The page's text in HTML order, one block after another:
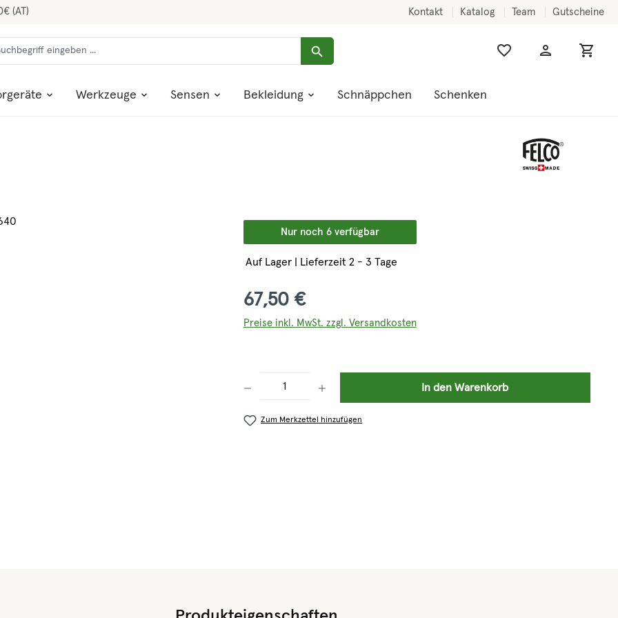
(AT) Kontakt Katalog Team Gutscheine
Werkzeuge Sensen Bekleidung Schnäppchen Schenken
Nur noch 6 verfügbar
Auf Lager | Lieferzeit 2 - 3 Tage
67,50 €
Preise inkl. MwSt. zzgl. Versandkosten
In den Warenkorb
Zum Merkzettel hinzufügen